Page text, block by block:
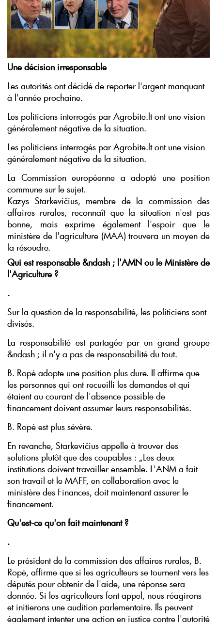
Une décision irresponsable
Les autorités ont décidé de reporter l'argent manquant
à l'année prochaine.
Les politiciens interrogés par Agrobite.lt ont une vision
généralement négative de la situation.
Les politiciens interrogés par Agrobite.lt ont une vision
généralement négative de la situation.
La Commission européenne a adopté une position
commune sur le sujet.
Kazys Starkevičius, membre de la commission des
affaires rurales, reconnaît que la situation n'est pas
bonne, mais exprime également l'espoir que le
ministère de l'agriculture (MAA) trouvera un moyen de
la résoudre.
Qui est responsable &ndash ; l'AMN ou le Ministère de
l'Agriculture ?
.
Sur la question de la responsabilité, les politiciens sont
divisés.
La responsabilité est partagée par un grand groupe
&ndash ; il n'y a pas de responsabilité du tout.
B. Ropė adopte une position plus dure. Il affirme que
les personnes qui ont recueilli les demandes et qui
étaient au courant de l'absence possible de
financement doivent assumer leurs responsabilités.
B. Ropė est plus sévère.
En revanche, Starkevičius appelle à trouver des
solutions plutôt que des coupables : „Les deux
institutions doivent travailler ensemble. L'ANM a fait
son travail et le MAFF, en collaboration avec le
ministère des Finances, doit maintenant assurer le
financement.
Qu'est-ce qu'on fait maintenant ?
.
Le président de la commission des affaires rurales, B.
Ropė, affirme que si les agriculteurs se tournent vers les
députés pour obtenir de l'aide, une réponse sera
donnée. Si les agriculteurs font appel, nous réagirons
et initierons une audition parlementaire. Ils peuvent
également intenter une action en justice contre l'autorité